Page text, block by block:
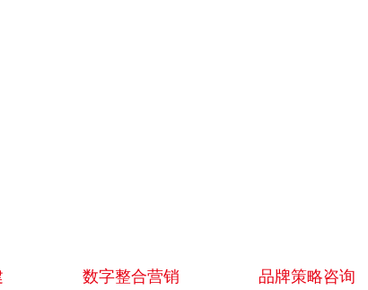
数字整合营销 品牌策略咨询